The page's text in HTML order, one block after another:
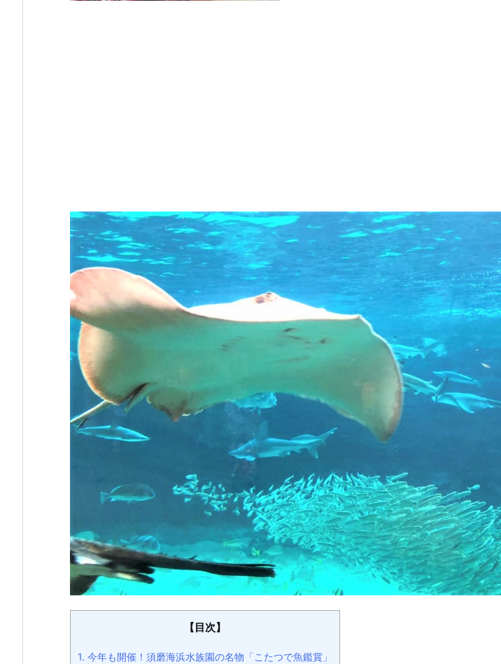
【目次】
1. 今年も開催！須磨海浜水族園の名物「こたつで魚鑑賞」